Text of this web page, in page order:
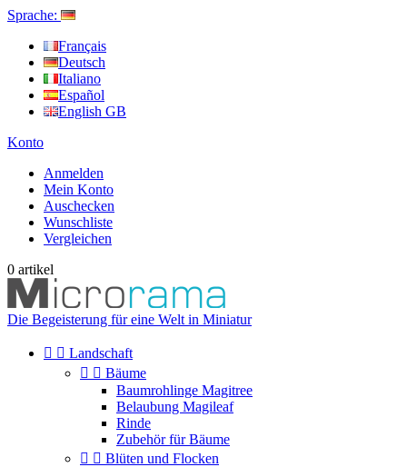
Sprache:
Français
Deutsch
Italiano
Español
English GB
Konto
Anmelden
Mein Konto
Auschecken
Wunschliste
Vergleichen
0 artikel
Die Begeisterung für eine Welt in Miniatur
  Landschaft
  Bäume
Baumrohlinge Magitree
Belaubung Magileaf
Rinde
Zubehör für Bäume
  Blüten und Flocken